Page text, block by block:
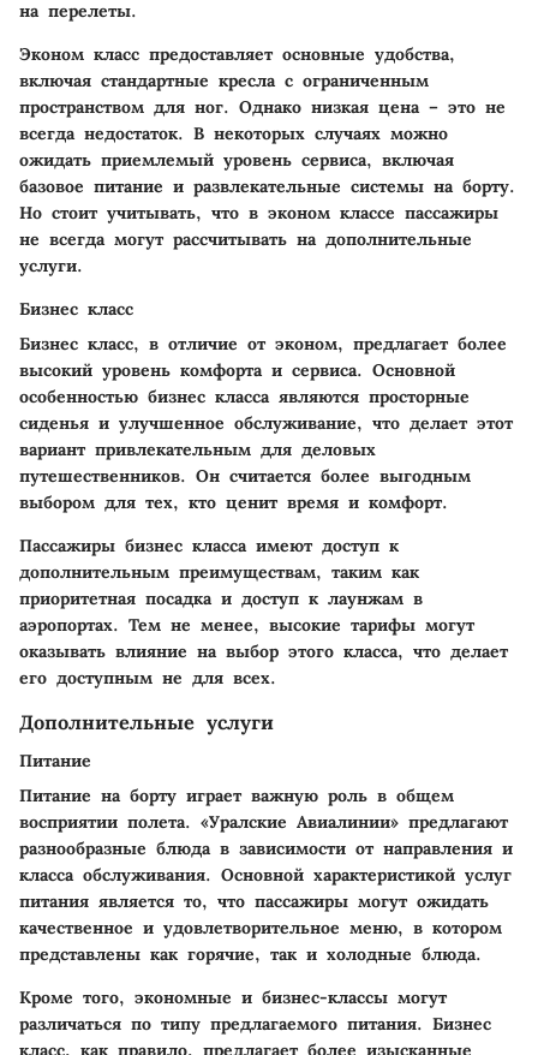
на перелеты.
Эконом класс предоставляет основные удобства,
включая стандартные кресла с ограниченным
пространством для ног. Однако низкая цена – это не
всегда недостаток. В некоторых случаях можно
ожидать приемлемый уровень сервиса, включая
базовое питание и развлекательные системы на борту.
Но стоит учитывать, что в эконом классе пассажиры
не всегда могут рассчитывать на дополнительные
услуги.
Бизнес класс
Бизнес класс, в отличие от эконом, предлагает более
высокий уровень комфорта и сервиса. Основной
особенностью бизнес класса являются просторные
сиденья и улучшенное обслуживание, что делает этот
вариант привлекательным для деловых
путешественников. Он считается более выгодным
выбором для тех, кто ценит время и комфорт.
Пассажиры бизнес класса имеют доступ к
дополнительным преимуществам, таким как
приоритетная посадка и доступ к лаунжам в
аэропортах. Тем не менее, высокие тарифы могут
оказывать влияние на выбор этого класса, что делает
его доступным не для всех.
Дополнительные услуги
Питание
Питание на борту играет важную роль в общем
восприятии полета. «Уралские Авиалинии» предлагают
разнообразные блюда в зависимости от направления и
класса обслуживания. Основной характеристикой услуг
питания является то, что пассажиры могут ожидать
качественное и удовлетворительное меню, в котором
представлены как горячие, так и холодные блюда.
Кроме того, экономные и бизнес-классы могут
различаться по типу предлагаемого питания. Бизнес